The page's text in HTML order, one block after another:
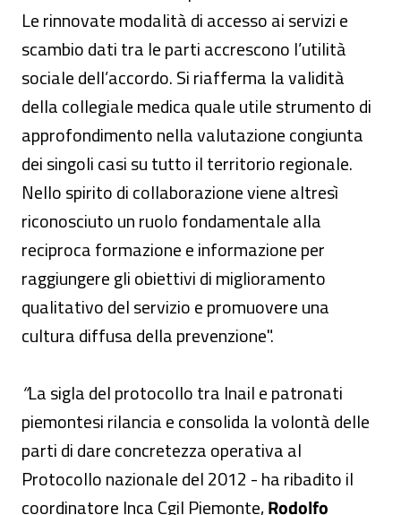
Le rinnovate modalità di accesso ai servizi e
scambio dati tra le parti accrescono l’utilità
sociale dell’accordo. Si riafferma la validità
della collegiale medica quale utile strumento di
approfondimento nella valutazione congiunta
dei singoli casi su tutto il territorio regionale.
Nello spirito di collaborazione viene altresì
riconosciuto un ruolo fondamentale alla
reciproca formazione e informazione per
raggiungere gli obiettivi di miglioramento
qualitativo del servizio e promuovere una
cultura diffusa della prevenzione".
“La sigla del protocollo tra Inail e patronati
piemontesi rilancia e consolida la volontà delle
parti di dare concretezza operativa al
Protocollo nazionale del 2012 - ha ribadito il
coordinatore Inca Cgil Piemonte,Rodolfo